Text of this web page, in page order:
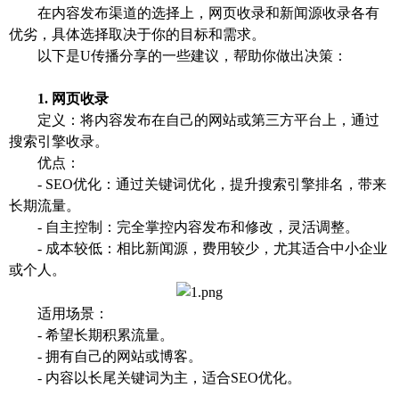
在内容发布渠道的选择上，网页收录和新闻源收录各有
优劣，具体选择取决于你的目标和需求。
以下是U传播分享的一些建议，帮助你做出决策：
1. 网页收录
定义：将内容发布在自己的网站或第三方平台上，通过
搜索引擎收录。
优点：
- SEO优化：通过关键词优化，提升搜索引擎排名，带来
长期流量。
- 自主控制：完全掌控内容发布和修改，灵活调整。
- 成本较低：相比新闻源，费用较少，尤其适合中小企业
或个人。
适用场景：
- 希望长期积累流量。
- 拥有自己的网站或博客。
- 内容以长尾关键词为主，适合SEO优化。